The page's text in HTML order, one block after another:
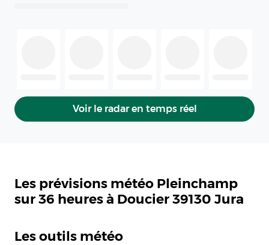
Voir le radar en temps réel
Les prévisions météo Pleinchamp
sur 36 heures à Doucier 39130 Jura
Les outils météo